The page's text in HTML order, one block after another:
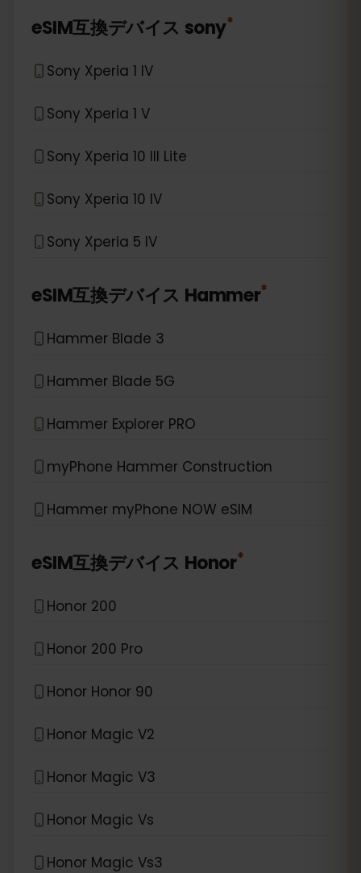
eSIM互換デバイス sony*
Sony Xperia 1 IV
Sony Xperia 1 V
Sony Xperia 10 III Lite
Sony Xperia 10 IV
Sony Xperia 5 IV
eSIM互換デバイス Hammer*
Hammer Blade 3
Hammer Blade 5G
Hammer Explorer PRO
myPhone Hammer Construction
Hammer myPhone NOW eSIM
eSIM互換デバイス Honor*
Honor 200
Honor 200 Pro
Honor Honor 90
Honor Magic V2
Honor Magic V3
Honor Magic Vs
Honor Magic Vs3